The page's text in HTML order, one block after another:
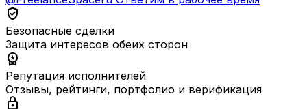
verified_user
Безопасные сделки
Защита интересов обеих сторон
workspace_premium
Репутация исполнителей
Отзывы, рейтинги, портфолио и верификация
lock